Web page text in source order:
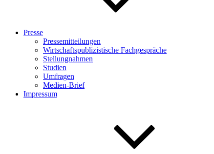
Presse
Pressemitteilungen
Wirtschaftspublizistische Fachgespräche
Stellungnahmen
Studien
Umfragen
Medien-Brief
Impressum